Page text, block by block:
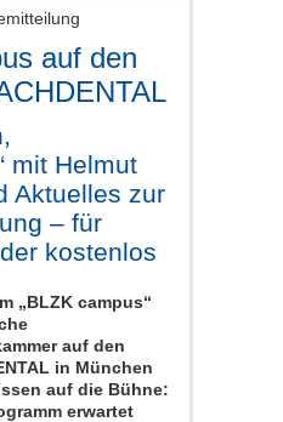
auf den
mit Helmut
Aktuelles zur
– für
kostenlos
„BLZK campus“
auf den
in München
auf die Bühne:
erwartet